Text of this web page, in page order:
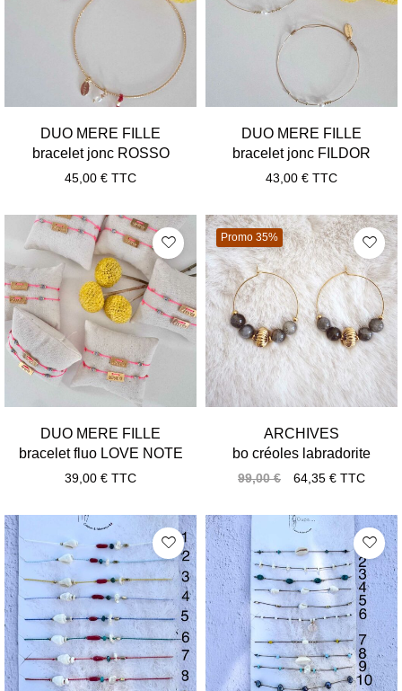
DUO MERE FILLE
bracelet jonc ROSSO
45,00 € TTC
DUO MERE FILLE
bracelet jonc FILDOR
43,00 € TTC
DUO MERE FILLE
bracelet fluo LOVE NOTE
39,00 € TTC
Promo 35%
ARCHIVES
bo créoles labradorite
99,00€ 64,35 € TTC